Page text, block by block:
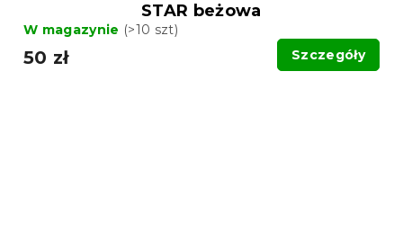
STAR beżowa
W magazynie (>10 szt)
50 zł Szczegóły